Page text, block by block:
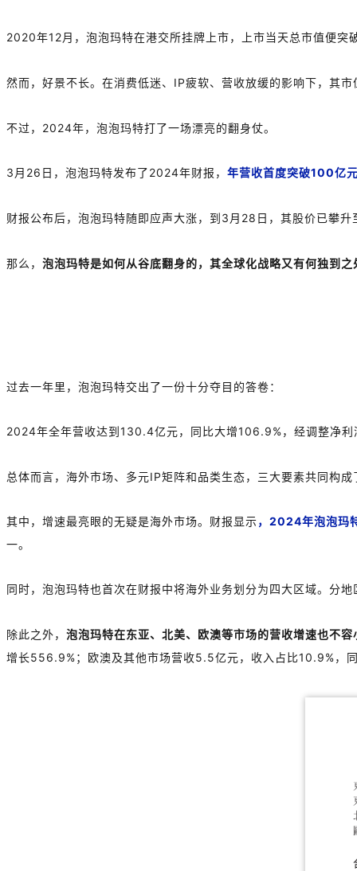
2020年12月，泡泡玛特在港交所挂牌上市，上市当天总市值便突
然而，好景不长。在消费低迷、 IP疲软、营收放缓的影响下，其市
不过， 2024年，泡泡玛特打了一场漂亮的翻身仗。
3 月 26 日，泡泡玛特发布了2024年财报， 年营收首度突破100亿
财报公布后，泡泡玛特随即应声大涨，到3 月 28 日，其股价已攀升
那么， 泡泡玛特是如何从谷底翻身的，其全球化战略又有何独到之
过去一年里，泡泡玛特交出了一份十分夺目的答卷：
2024年全年营收达到130.4亿元，同比大增106.9%， 经调整净利
总体而言， 海外市场、多元IP矩阵和品类生态，三大要素共同构
其中，增速最亮眼的无疑是海外市场。财报显示， 2024年泡泡玛
一。
同时，泡泡玛特也首次在财报中将海外业务划分为四大区域。分地
除此之外， 泡泡玛特在东亚、北美、欧澳等市场的营收增速也不容
增长556.9%；欧澳及其他市场营收5.5亿元，收入占比10.9%，